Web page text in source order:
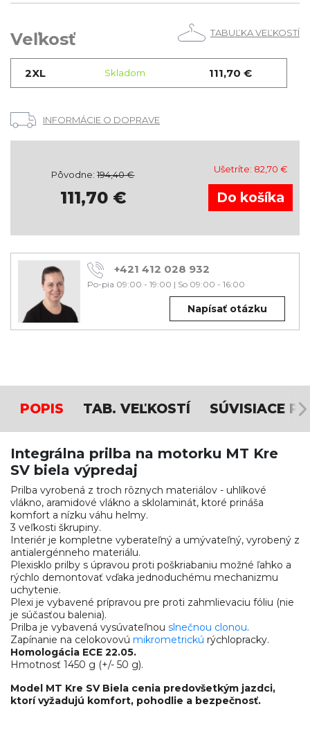
Veľkosť TABUĽKA VEĽKOSTÍ
2XL Skladom 111,70 €
INFORMÁCIE O DOPRAVE
Pôvodne:194,40€
111,70€
Ušetríte: 82,70 €
+421 412 028 932
Po-pia 09:00 - 19:00 | So 09:00 - 16:00
Napísať otázku
POPIS TAB. VEĽKOSTÍ SÚVISIACE
Integrálna prilba na motorku MT Kre
SV biela výpredaj
Prilba vyrobená z troch rôznych materiálov - uhlíkové
vlákno, aramidové vlákno a sklolaminát, ktoré prináša
komfort a nízku váhu helmy.
3 veľkosti škrupiny.
Interiér je kompletne vyberateľný a umývateľný, vyrobený z
antialergénneho materiálu.
Plexisklo prilby s úpravou proti poškriabaniu možné ľahko a
rýchlo demontovať vďaka jednoduchému mechanizmu
uchytenie.
Plexi je vybavené prípravou pre proti zahmlievaciu fóliu (nie
je súčasťou balenia).
Prilba je vybavená vysúvateľnou slnečnou clonou.
Zapínanie na celokovovú mikrometrickú rýchlopracky.
Homologácia ECE 22.05.
Hmotnosť 1450 g (+/- 50 g).
Model MT Kre SV Biela cenia predovšetkým jazdci,
ktorí vyžadujú komfort, pohodlie a bezpečnosť.